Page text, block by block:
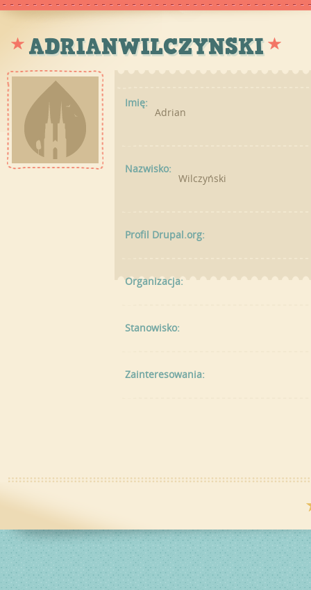
ADRIANWILCZYNSKI
Imię:
Adrian
Nazwisko:
Wilczyński
Profil Drupal.org:
Organizacja:
Stanowisko:
Zainteresowania: